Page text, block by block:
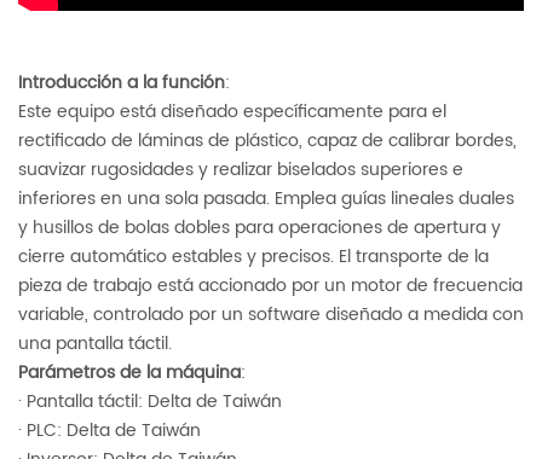
Introducción a la función:
Este equipo está diseñado específicamente para el
rectificado de láminas de plástico, capaz de calibrar bordes,
suavizar rugosidades y realizar biselados superiores e
inferiores en una sola pasada. Emplea guías lineales duales
y husillos de bolas dobles para operaciones de apertura y
cierre automático estables y precisos. El transporte de la
pieza de trabajo está accionado por un motor de frecuencia
variable, controlado por un software diseñado a medida con
una pantalla táctil.
Parámetros de la máquina:
· Pantalla táctil: Delta de Taiwán
· PLC: Delta de Taiwán